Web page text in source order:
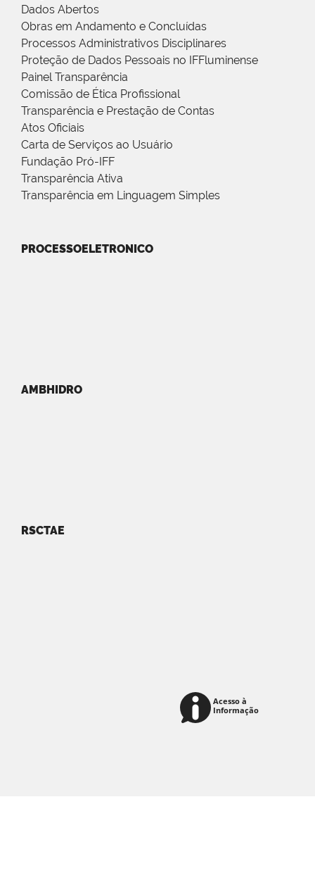
Dados Abertos
Obras em Andamento e Concluídas
Processos Administrativos Disciplinares
Proteção de Dados Pessoais no IFFluminense
Painel Transparência
Comissão de Ética Profissional
Transparência e Prestação de Contas
Atos Oficiais
Carta de Serviços ao Usuário
Fundação Pró-IFF
Transparência Ativa
Transparência em Linguagem Simples
PROCESSOELETRONICO
AMBHIDRO
RSCTAE